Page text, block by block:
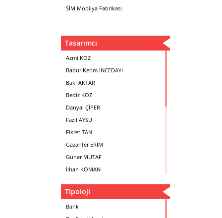
SİM Mobilya Fabrikası
Tasarımcı
Azmi KOZ
Babür Kerim İNCEDAYI
Baki AKTAR
Bediz KOZ
Danyal ÇİPER
Fazıl AYSU
Fikret TAN
Gazanfer ERİM
Güner MUTAF
İlhan KOMAN
Metin Atabey ATA
Minas BOYACIYAN
Tipoloji
Bank